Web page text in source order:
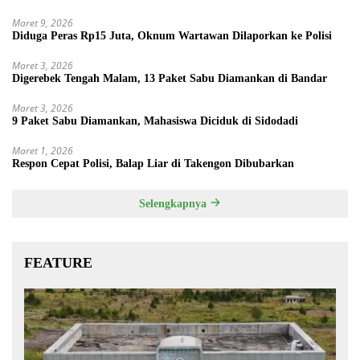
Maret 9, 2026
Diduga Peras Rp15 Juta, Oknum Wartawan Dilaporkan ke Polisi
Maret 3, 2026
Digerebek Tengah Malam, 13 Paket Sabu Diamankan di Bandar
Maret 3, 2026
9 Paket Sabu Diamankan, Mahasiswa Diciduk di Sidodadi
Maret 1, 2026
Respon Cepat Polisi, Balap Liar di Takengon Dibubarkan
Selengkapnya
FEATURE